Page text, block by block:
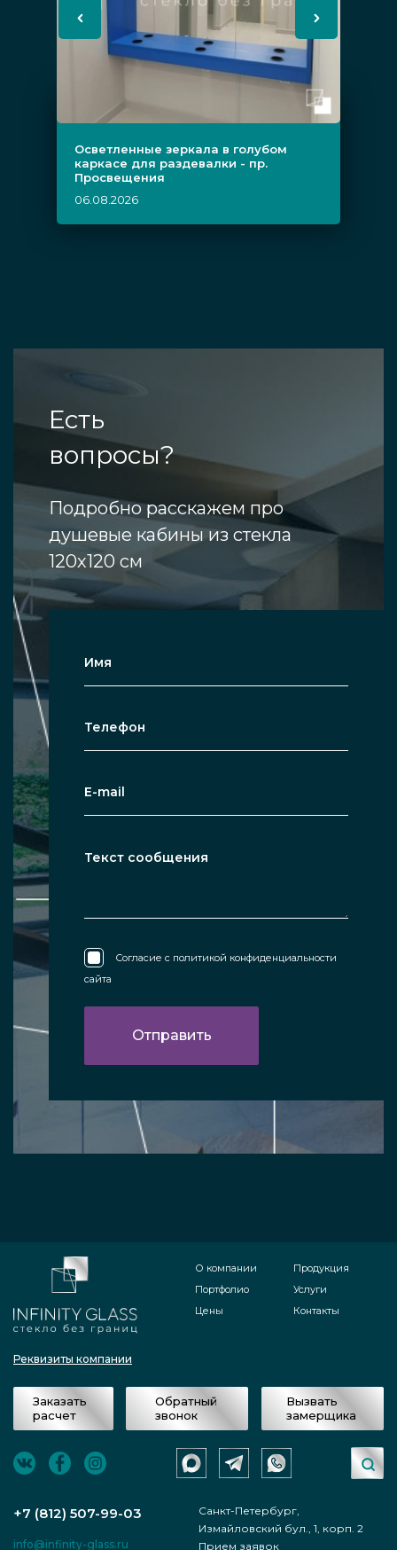
Осветленные зеркала в голубом
каркасе для раздевалки - пр.
Просвещения
06.08.2026
Есть
вопросы?
Подробно расскажем про
душевые кабины из стекла
120х120 см
Согласие с политикой конфиденциальности
сайта
Реквизиты компании
О компании
Портфолио
Цены
Продукция
Услуги
Контакты
Заказать
расчет
Обратный
звонок
Вызвать
замерщика
+7 (812) 507-99-03
Санкт-Петербург,
Измайловский бул., 1, корп. 2
info@infinity-glass.ru
Прием заявок